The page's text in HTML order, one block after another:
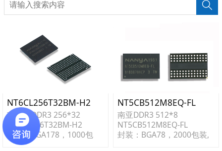
NT6CL256T32BM-H2
南亚LPDDR3 256*32
NT6CL256T32BM-H2
封装：BGA178，1000包
装，应用：盒子，广告机，
NT5CB512M8EQ-FL
南亚DDR3 512*8
NT5CB512M8EQ-FL
封装：BGA78，2000包装,